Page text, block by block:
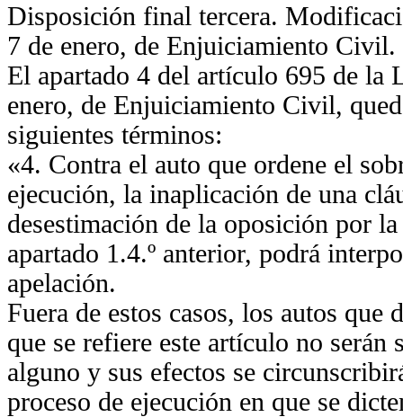
Disposición final tercera.
7 de enero, de Enjuiciamiento Civil.
El apartado 4 del artículo 695 de la
enero, de Enjuiciamiento Civil,
siguientes términos:
«4. Contra el auto que ordene el
ejecución, la inaplicación de una
desestimación de la oposición por
apartado 1.4.º anterior, podrá
apelación.
Fuera de estos casos, los autos que
que se refiere este artículo no serán
alguno y sus efectos se
proceso de ejecución en que se